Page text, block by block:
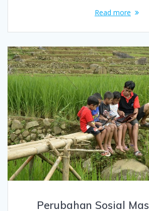
Read more
Perubahan Sosial